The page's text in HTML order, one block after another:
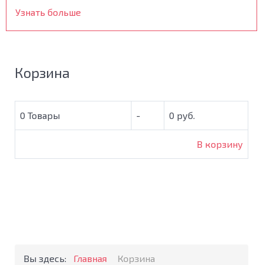
Узнать больше
Корзина
0 Товары - 0 руб.
В корзину
Вы здесь: Главная Корзина